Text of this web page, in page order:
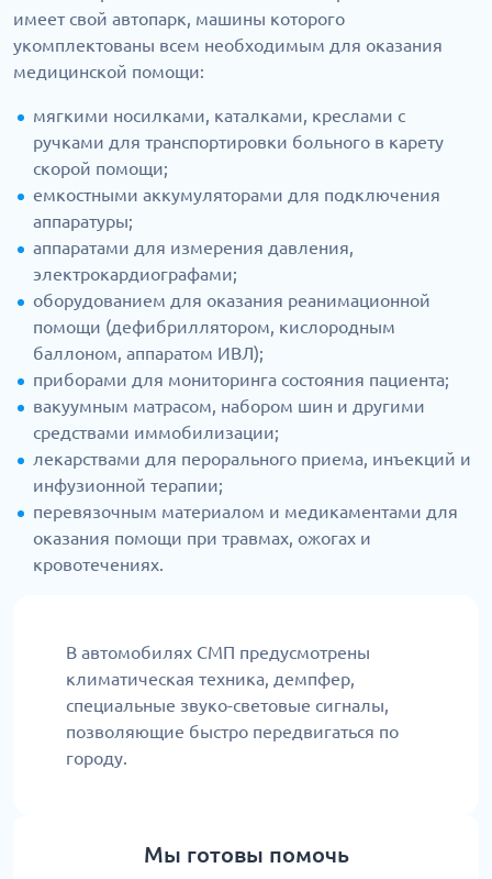
имеет свой автопарк, машины которого
укомплектованы всем необходимым для оказания
медицинской помощи:
мягкими носилками, каталками, креслами с
ручками для транспортировки больного в карету
скорой помощи;
емкостными аккумуляторами для подключения
аппаратуры;
аппаратами для измерения давления,
электрокардиографами;
оборудованием для оказания реанимационной
помощи (дефибриллятором, кислородным
баллоном, аппаратом ИВЛ);
приборами для мониторинга состояния пациента;
вакуумным матрасом, набором шин и другими
средствами иммобилизации;
лекарствами для перорального приема, инъекций и
инфузионной терапии;
перевязочным материалом и медикаментами для
оказания помощи при травмах, ожогах и
кровотечениях.
В автомобилях СМП предусмотрены
климатическая техника, демпфер,
специальные звуко-световые сигналы,
позволяющие быстро передвигаться по
городу.
Мы готовы помочь